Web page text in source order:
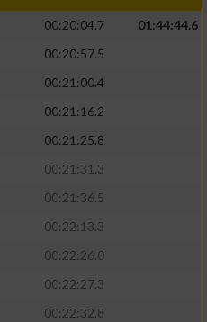
00:20:04.7
01:44:44.6
00:20:57.5
00:21:00.4
00:21:16.2
00:21:25.8
00:21:31.3
00:21:36.5
00:22:13.3
00:22:26.0
00:22:27.3
00:22:32.8